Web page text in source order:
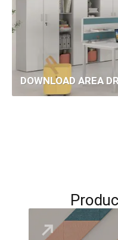
DOWNLOAD AREA